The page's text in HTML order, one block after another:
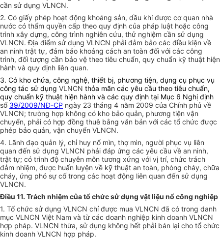
cần sử dụng VLNCN.
2. Có giấy phép hoạt động khoáng sản, dầu khí được cơ quan nhà
nước có thẩm quyền cấp theo quy định của pháp luật hoặc công
trình xây dựng, công trình nghiên cứu, thử nghiệm cần sử dụng
VLNCN. Địa điểm sử dụng VLNCN phải đảm bảo các điều kiện về
an ninh trật tự, đảm bảo khoảng cách an toàn đối với các công
trình, đối tượng cần bảo vệ theo tiêu chuẩn, quy chuẩn kỹ thuật hiện
hành và quy định liên quan.
3. Có kho chứa, công nghệ, thiết bị, phương tiện, dụng cụ phục vụ
công tác sử dụng VLNCN thỏa mãn các yêu cầu theo tiêu chuẩn,
quy chuẩn kỹ thuật hiện hành và các quy định tại Mục 6 Nghị định
số 39/2009/NĐ-CP ngày 23 tháng 4 năm 2009 của Chính phủ về
VLNCN; trường hợp không có kho bảo quản, phương tiện vận
chuyển, phải có hợp đồng thuê bằng văn bản với các tổ chức được
phép bảo quản, vận chuyển VLNCN.
4. Lãnh đạo quản lý, chỉ huy nổ mìn, thợ mìn, người phục vụ liên
quan đến sử dụng VLNCN phải đáp ứng các yêu cầu về an ninh,
trật tự; có trình độ chuyên môn tương xứng với vị trí, chức trách
đảm nhiệm, được huấn luyện về kỹ thuật an toàn, phòng cháy, chữa
cháy, ứng phó sự cố trong các hoạt động liên quan đến sử dụng
VLNCN.
Điều 11. Trách nhiệm của tổ chức sử dụng vật liệu nổ công nghiệp
1. Tổ chức sử dụng VLNCN chỉ được mua VLNCN đã có trong danh
mục VLNCN Việt Nam và từ các doanh nghiệp kinh doanh VLNCN
hợp pháp. VLNCN thừa, sử dụng không hết phải bán lại cho tổ chức
kinh doanh VLNCN hợp pháp.